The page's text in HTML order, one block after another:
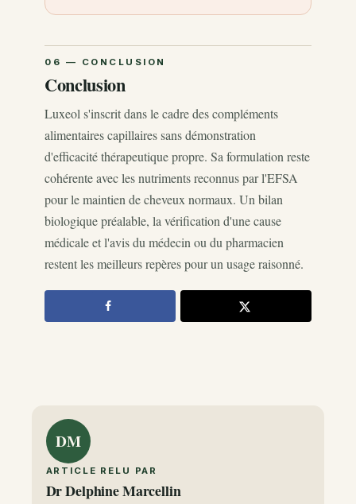
Conclusion
Luxeol s'inscrit dans le cadre des compléments
alimentaires capillaires sans démonstration
d'efficacité thérapeutique propre. Sa formulation reste
cohérente avec les nutriments reconnus par l'EFSA
pour le maintien de cheveux normaux. Un bilan
biologique préalable, la vérification d'une cause
médicale et l'avis du médecin ou du pharmacien
restent les meilleurs repères pour un usage raisonné.
DM
ARTICLE RELU PAR
Dr Delphine Marcellin